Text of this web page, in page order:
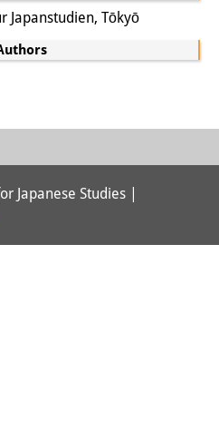
Japanstudien, Tōkyō
Japanese Studies |